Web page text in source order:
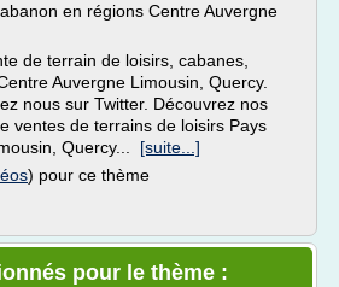
en régions Centre Auvergne
de terrain de loisirs, cabanes,
Auvergne Limousin, Quercy.
nous sur Twitter. Découvrez nos
ventes de terrains de loisirs Pays
Quercy... [suite...]
) pour ce thème
pour le thème :